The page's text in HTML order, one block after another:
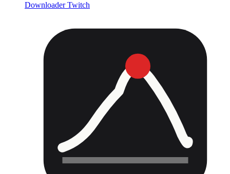
Downloader Twitch